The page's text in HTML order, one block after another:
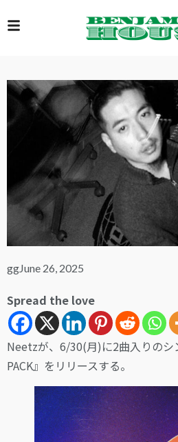
VIDEOS
ggJune 26, 2025
Spread the love
Neetzが、6/30(月)に2曲入りのシ
PACK』をリリースする。